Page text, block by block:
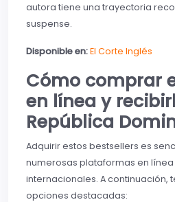
autora tiene una trayectoria
suspense.
Disponible en:El Corte Inglés
Cómo comprar
en línea y
República
Adquirir estos bestsellers es
numerosas plataformas en
internacionales. A continuación,
opciones destacadas: